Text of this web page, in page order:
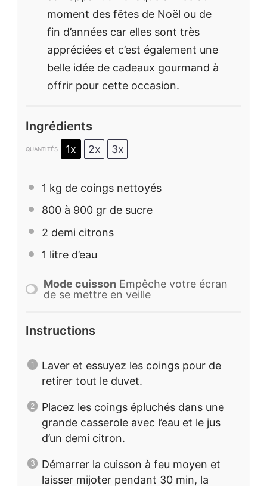
moment des fêtes de Noël ou de
fin d’années car elles sont très
appréciées et c’est également une
belle idée de cadeaux gourmand à
offrir pour cette occasion.
Ingrédients
QUANTITÉS 1x 2x 3x
1 kg de coings nettoyés
800 à 900 gr de sucre
2 demi citrons
1 litre d’eau
Mode cuisson Empêche votre écran
de se mettre en veille
Instructions
Laver et essuyez les coings pour de
retirer tout le duvet.
Placez les coings épluchés dans une
grande casserole avec l’eau et le jus
d’un demi citron.
Démarrer la cuisson à feu moyen et
laisser mijoter pendant 30 min, la